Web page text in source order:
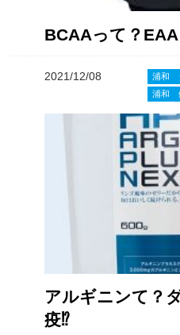
BCAAって？EAA
2021/12/08
浦和
浦和
アルギニンて？
疫⁉️